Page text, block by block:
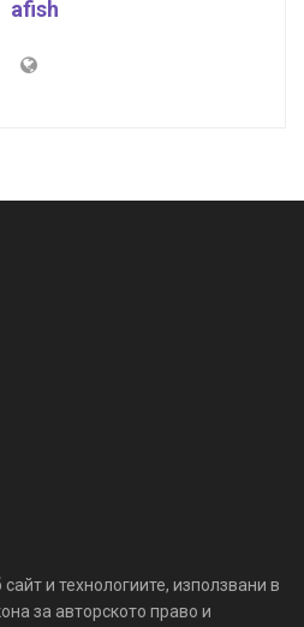
afish
и технологиите, използвани в
за авторското право и